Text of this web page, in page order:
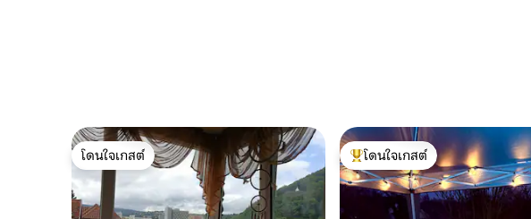
โดนใจเกสต์
โดนใจเกสต์
โดนใจเกสต์ที่สุด
โดนใจเกสต์